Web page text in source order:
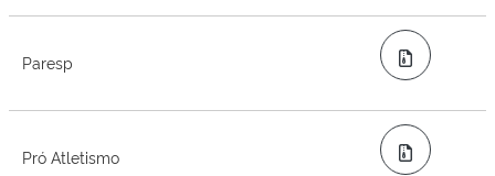
Paresp Zip
Pró Atletismo Zip